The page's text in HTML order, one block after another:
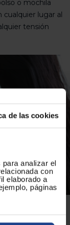
de las cookies
analizar el
con
elaborado a
páginas
o mochila
cualquier lugar al
tensión